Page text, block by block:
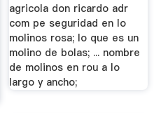
agricola don ricardo adr
com pe seguridad en lo
molinos rosa; lo que es un
molino de bolas; ... nombre
de molinos en rou a lo
largo y ancho;